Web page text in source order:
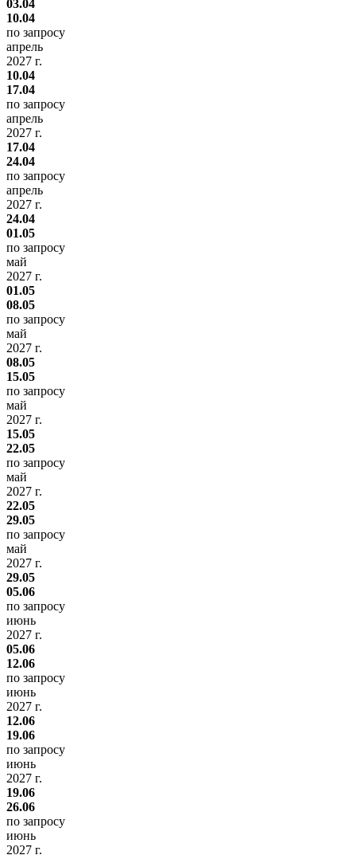
03.04
10.04
по запросу
апрель
2027 г.
10.04
17.04
по запросу
апрель
2027 г.
17.04
24.04
по запросу
апрель
2027 г.
24.04
01.05
по запросу
май
2027 г.
01.05
08.05
по запросу
май
2027 г.
08.05
15.05
по запросу
май
2027 г.
15.05
22.05
по запросу
май
2027 г.
22.05
29.05
по запросу
май
2027 г.
29.05
05.06
по запросу
июнь
2027 г.
05.06
12.06
по запросу
июнь
2027 г.
12.06
19.06
по запросу
июнь
2027 г.
19.06
26.06
по запросу
июнь
2027 г.